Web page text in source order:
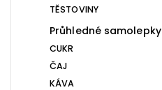
TĚSTOVINY
Průhledné samolepky
CUKR
ČAJ
KÁVA